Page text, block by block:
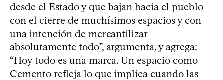
desde el Estado y que bajan hacia el pueblo
con el cierre de muchísimos espacios y con
una intención de mercantilizar
absolutamente todo”, argumenta, y agrega:
“Hoy todo es una marca. Un espacio como
Cemento refleja lo que implica cuando las